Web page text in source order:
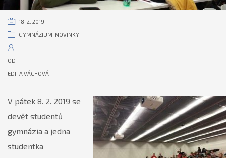
18. 2. 2019
GYMNÁZIUM NOVINKY
OD
EDITA VÁCHOVÁ
V pátek 8. 2. 2019 se
devět studentů
gymnázia a jedna
studentka